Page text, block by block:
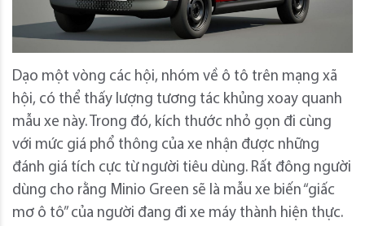
Dạo một vòng các hội, nhóm về ô tô trên mạng xã
hội, có thể thấy lượng tương tác khủng xoay quanh
mẫu xe này. Trong đó, kích thước nhỏ gọn đi cùng
với mức giá phổ thông của xe nhận được những
đánh giá tích cực từ người tiêu dùng. Rất đông người
dùng cho rằng Minio Green sẽ là mẫu xe biến “giấc
mơ ô tô” của người đang đi xe máy thành hiện thực.